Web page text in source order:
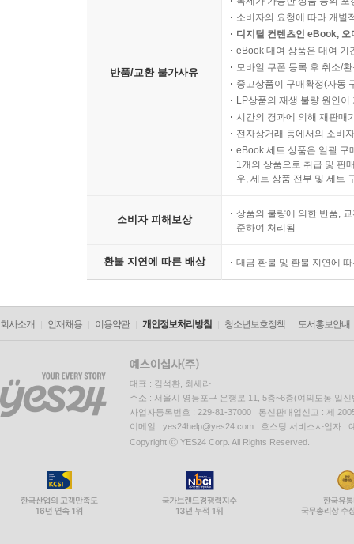
반품/교환 불가사유
소비자의 요청에 따라 개별
디지털 컨텐츠인 eBook,
eBook 대여 상품은 대여 기
모바일 쿠폰 등록 후 취소/
중고상품이 구매확정(자동
LP상품의 재생 불량 원인
시간의 경과에 의해 재판매
전자상거래 등에서의 소비
eBook 세트 상품은 일괄 구
1개의 상품으로 취급 및 판
우, 세트 상품 전부 및 세트
소비자 피해보상
상품의 불량에 의한 반품,
준하여 처리됨
환불 지연에 따른 배상 대금 환불 및 환불 지연에
회사소개 인재채용 이용약관 개인정보처리방침 청소년보호정책 도서홍보안내
대표 : 김석환, 최세라
주소 : 서울시 영등포구 은행로 11, 5층~6층(여의도동,일신
사업자등록번호 : 229-81-37000 통신판매업신고 : 제
이메일 : yes24help@yes24.com 호스팅 서비스사업자 :
Copyright ⓒ YES24 Corp. All Rights Reserved.